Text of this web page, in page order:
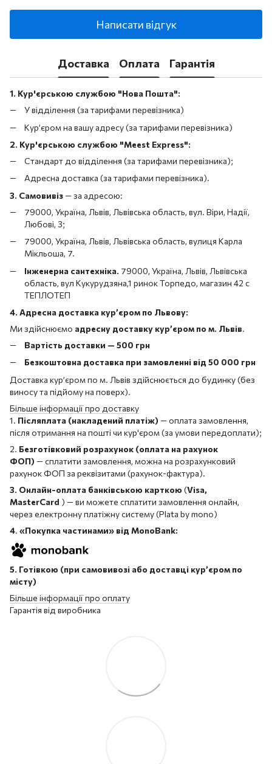
Написати відгук
Доставка Оплата Гарантія
1. Кур'єрською службою "Нова Пошта":
У відділення (за тарифами перевізника)
Кур’єром на вашу адресу (за тарифами перевізника)
2. Кур'єрською службою "Meest Express":
Стандарт до відділення (за тарифами перевізника);
Адресна доставка (за тарифами перевізника).
3. Самовивіз—за адресою:
79000, Україна, Львів, Львівська область, вул. Віри, Надії,
Любові, 3;
79000, Україна, Львів, Львівська область, вулиця Карла
Мікльоша, 7.
Інженерна сантехніка. 79000, Україна, Львів, Львівська
область, вул Кукурудзяна,1 ринок Торпедо, магазин 42 с
ТЕПЛОТЕП
4. Адресна доставка кур’єром по Львову:
Ми здійснюємо адресну доставку кур’єром по м. Львів.
Вартість доставки — 500 грн
Безкоштовна доставка при замовленні від 50 000 грн
Доставка кур’єром по м. Львів здійснюється до будинку (без
виносу та підйому на поверх).
Більше інформації про доставку
1. Післяплата (накладений платіж) — оплата замовлення,
після отримання на пошті чи кур'єром (за умови передоплати);
2. Безготівковий розрахунок (оплата на рахунок
ФОП) — сплатити замовлення, можна на розрахунковий
рахунок ФОП за реквізитами (рахунок-фактура).
3. Онлайн-оплата банківською карткою (Visa,
MasterCard ) — ви можете сплатити замовлення онлайн,
через електронну платіжну систему (Plata by mono)
4. «Покупка частинами» від MonoBank:
5. Готівкою (при самовивозі або доставці кур’єром по
місту)
Більше інформації про оплату
Гарантія від виробника